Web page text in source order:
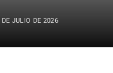
DE JULIO DE 2026